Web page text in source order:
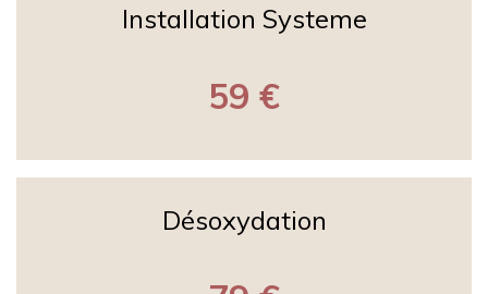
Installation Systeme
59 €
Désoxydation